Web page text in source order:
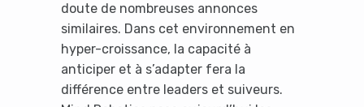
doute de nombreuses annonces
similaires. Dans cet environnement en
hyper-croissance, la capacité à
anticiper et à s’adapter fera la
différence entre leaders et suiveurs.